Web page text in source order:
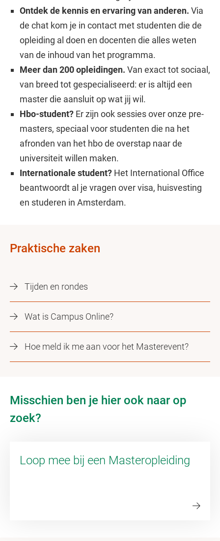
Ontdek de kennis en ervaring van anderen. Via
de chat kom je in contact met studenten die de
opleiding al doen en docenten die alles weten
van de inhoud van het programma.
Meer dan 200 opleidingen. Van exact tot sociaal,
van breed tot gespecialiseerd: er is altijd een
master die aansluit op wat jij wil.
Hbo-student? Er zijn ook sessies over onze pre-
masters, speciaal voor studenten die na het
afronden van het hbo de overstap naar de
universiteit willen maken.
Internationale student? Het International Office
beantwoordt al je vragen over visa, huisvesting
en studeren in Amsterdam.
Praktische zaken
Tijden en rondes
Wat is Campus Online?
Hoe meld ik me aan voor het Masterevent?
Misschien ben je hier ook naar op
zoek?
Loop mee bij een Masteropleiding